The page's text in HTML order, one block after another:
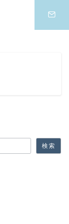
検索